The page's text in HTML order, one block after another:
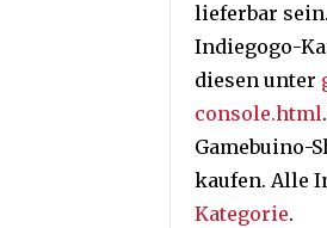
lieferbar
Indiegogo-
diesen unter
console.html
Gamebuino-
kaufen. Alle
Kategorie.